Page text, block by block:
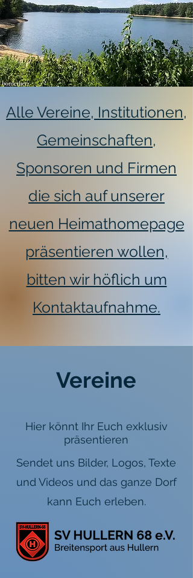
Alle Vereine, Institutionen,
Gemeinschaften,
Sponsoren und Firmen
die sich auf unserer
neuen Heimathomepage
präsentieren wollen,
bitten wir höflich um
Kontaktaufnahme.
Vereine
Hier könnt Ihr Euch exklusiv
präsentieren
Sendet uns Bilder, Logos, Texte
und Videos und das ganze Dorf
kann Euch erleben.